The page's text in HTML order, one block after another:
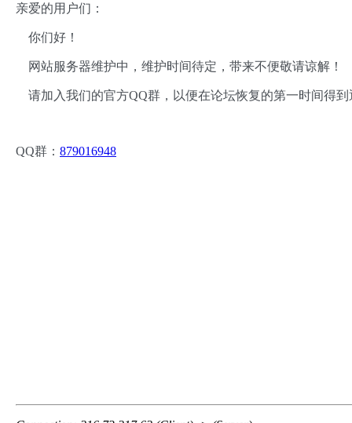
亲爱的用户们：
你们好！
网站服务器维护中，维护时间待定，带来不便敬请谅解！
请加入我们的官方QQ群，以便在论坛恢复的第一时间得到
QQ群： 879016948